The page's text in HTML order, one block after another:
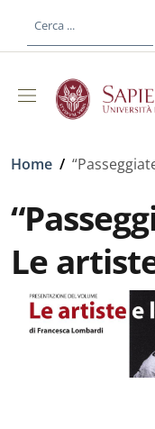
al contenuto
Briciole di pane
Home /
Le